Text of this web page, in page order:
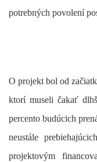
potrebných povolení
O projekt bol od
ktorí museli čakať
percento budúcich
neustále
projektovým